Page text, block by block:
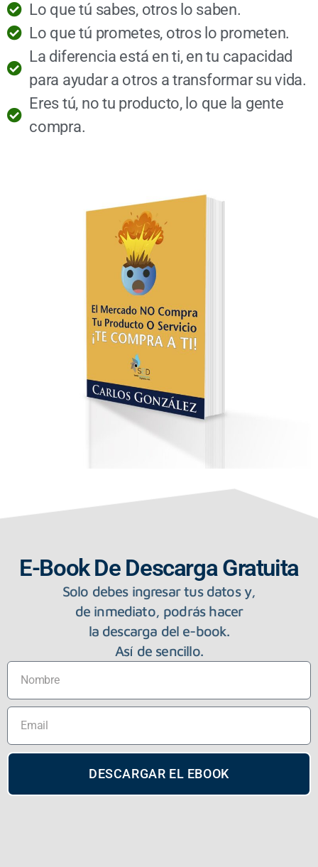
Lo que tú sabes, otros lo saben.
Lo que tú prometes, otros lo prometen.
La diferencia está en ti, en tu capacidad
para ayudar a otros a transformar su vida.
Eres tú, no tu producto, lo que la gente
compra.
E-Book De Descarga Gratuita
Solo debes ingresar tus datos y,
de inmediato, podrás hacer
la descarga del e-book.
Así de sencillo.
DESCARGAR EL EBOOK